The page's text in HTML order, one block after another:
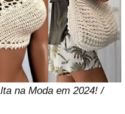
na Moda em 2024! /